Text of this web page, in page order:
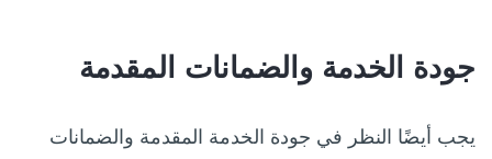
جودة الخدمة والضمانات المقدمة
يجب أيضًا النظر في جودة الخدمة المقدمة والضمانات